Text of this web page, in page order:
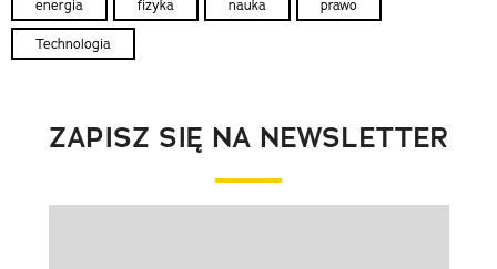
energia fizyka nauka prawo
Technologia
ZAPISZ SIĘ NA NEWSLETTER